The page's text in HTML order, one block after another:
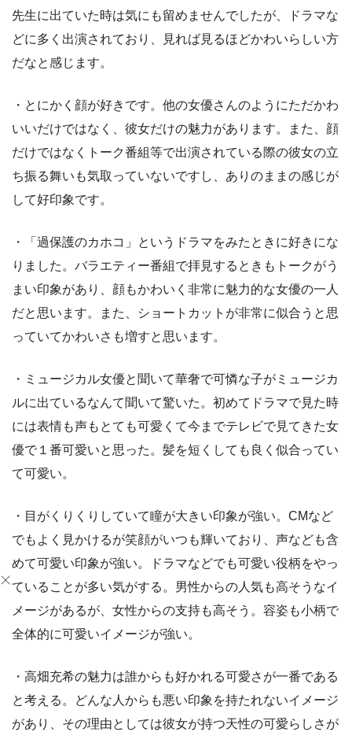
先生に出ていた時は気にも留めませんでしたが、ドラマな
どに多く出演されており、見れば見るほどかわいらしい方
だなと感じます。
・とにかく顔が好きです。他の女優さんのようにただかわ
いいだけではなく、彼女だけの魅力があります。また、顔
だけではなくトーク番組等で出演されている際の彼女の立
ち振る舞いも気取っていないですし、ありのままの感じが
して好印象です。
・「過保護のカホコ」というドラマをみたときに好きにな
りました。バラエティー番組で拝見するときもトークがう
まい印象があり、顔もかわいく非常に魅力的な女優の一人
だと思います。また、ショートカットが非常に似合うと思
っていてかわいさも増すと思います。
・ミュージカル女優と聞いて華奢で可憐な子がミュージカ
ルに出ているなんて聞いて驚いた。初めてドラマで見た時
には表情も声もとても可愛くて今までテレビで見てきた女
優で１番可愛いと思った。髪を短くしても良く似合ってい
て可愛い。
・目がくりくりしていて瞳が大きい印象が強い。CMなど
でもよく見かけるが笑顔がいつも輝いており、声なども含
めて可愛い印象が強い。ドラマなどでも可愛い役柄をやっ
ていることが多い気がする。男性からの人気も高そうなイ
メージがあるが、女性からの支持も高そう。容姿も小柄で
全体的に可愛いイメージが強い。
・高畑充希の魅力は誰からも好かれる可愛さが一番である
と考える。どんな人からも悪い印象を持たれないイメージ
があり、その理由としては彼女が持つ天性の可愛らしさが